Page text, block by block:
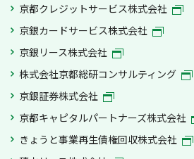
京都クレジットサービス株式会社
京銀カードサービス株式会社
京銀リース株式会社
株式会社京都総研コンサルティング
京銀証券株式会社
京都キャピタルパートナーズ株式会社
きょうと事業再生債権回収株式会社